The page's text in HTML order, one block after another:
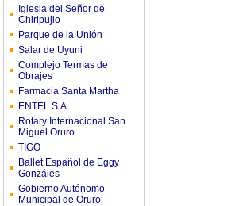
Iglesia del Señor de
Chiripujio
Parque de la Unión
Salar de Uyuni
Complejo Termas de
Obrajes
Farmacia Santa Martha
ENTEL S.A
Rotary Internacional San
Miguel Oruro
TIGO
Ballet Español de Eggy
Gonzáles
Gobierno Autónomo
Municipal de Oruro